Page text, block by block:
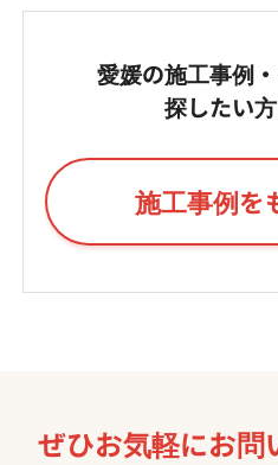
愛媛の施工事例
探したい
施工事例を
ぜひお気軽にお問